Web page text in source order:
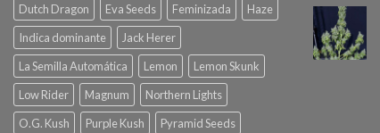
Dutch Dragon
Eva Seeds Feminizada
Haze
Indica dominante
Jack Herer
La Semilla Automática
Lemon
Lemon Skunk
Low Rider
Magnum
Northern Lights
O.G. Kush
Purple Kush
Pyramid Seeds